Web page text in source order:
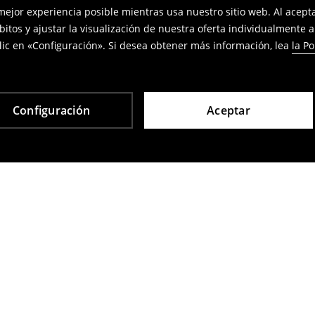
experiencia posible mientras usa nuestro sitio web. Al
y ajustar la visualización de nuestra oferta individualmente
«Configuración». Si desea obtener más información, lea la
Configuración Aceptar